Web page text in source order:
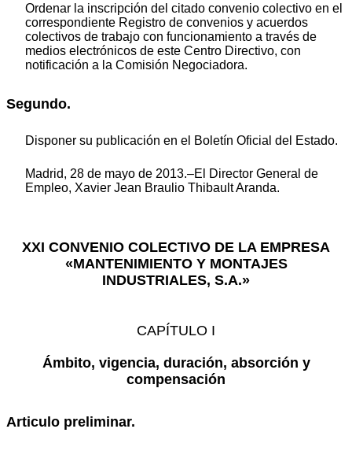
Ordenar la inscripción del citado convenio colectivo en el
correspondiente Registro de convenios y acuerdos
colectivos de trabajo con funcionamiento a través de
medios electrónicos de este Centro Directivo, con
notificación a la Comisión Negociadora.
Segundo.
Disponer su publicación en el Boletín Oficial del Estado.
Madrid, 28 de mayo de 2013.–El Director General de
Empleo, Xavier Jean Braulio Thibault Aranda.
XXI CONVENIO COLECTIVO DE LA EMPRESA
«MANTENIMIENTO Y MONTAJES
INDUSTRIALES, S.A.»
CAPÍTULO I
Ámbito, vigencia, duración, absorción y
compensación
Articulo preliminar.